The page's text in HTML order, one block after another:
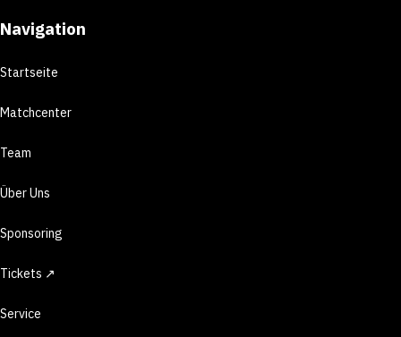
Navigation
Startseite
Matchcenter
Team
Über Uns
Sponsoring
Tickets ↗
Service